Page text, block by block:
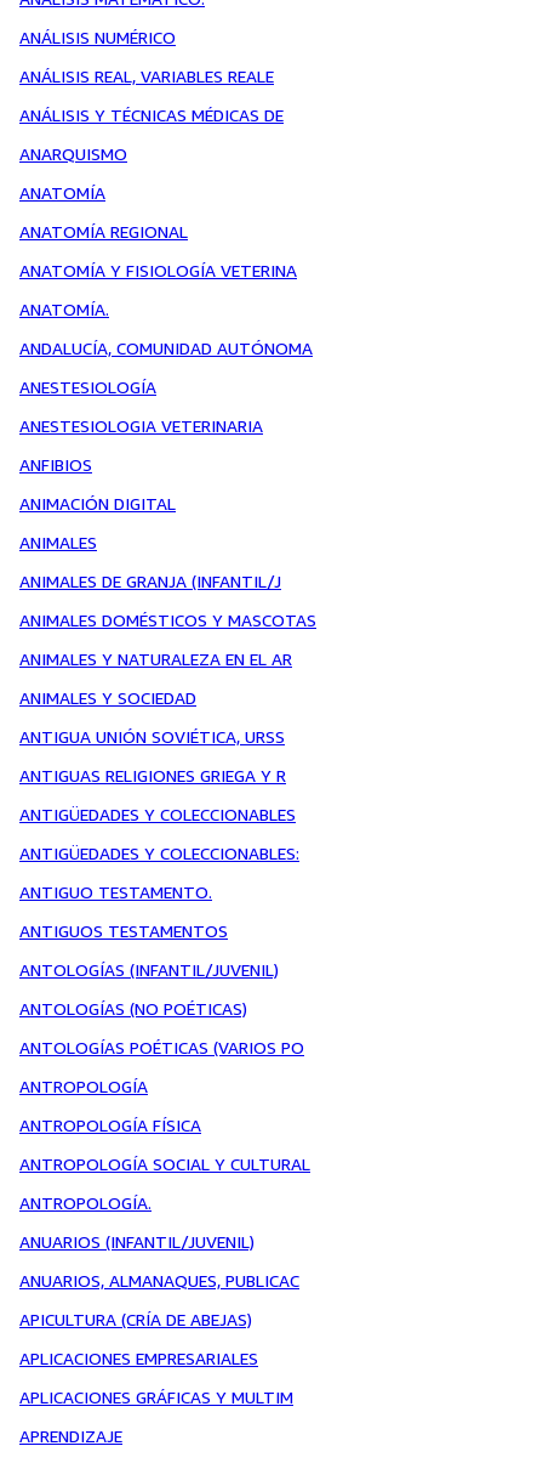
ANÁLISIS NUMÉRICO
ANÁLISIS REAL, VARIABLES REALE
ANÁLISIS Y TÉCNICAS MÉDICAS DE
ANARQUISMO
ANATOMÍA
ANATOMÍA REGIONAL
ANATOMÍA Y FISIOLOGÍA VETERINA
ANATOMÍA.
ANDALUCÍA, COMUNIDAD AUTÓNOMA
ANESTESIOLOGÍA
ANESTESIOLOGIA VETERINARIA
ANFIBIOS
ANIMACIÓN DIGITAL
ANIMALES
ANIMALES DE GRANJA (INFANTIL/J
ANIMALES DOMÉSTICOS Y MASCOTAS
ANIMALES Y NATURALEZA EN EL AR
ANIMALES Y SOCIEDAD
ANTIGUA UNIÓN SOVIÉTICA, URSS
ANTIGUAS RELIGIONES GRIEGA Y R
ANTIGÜEDADES Y COLECCIONABLES
ANTIGÜEDADES Y COLECCIONABLES:
ANTIGUO TESTAMENTO.
ANTIGUOS TESTAMENTOS
ANTOLOGÍAS (INFANTIL/JUVENIL)
ANTOLOGÍAS (NO POÉTICAS)
ANTOLOGÍAS POÉTICAS (VARIOS PO
ANTROPOLOGÍA
ANTROPOLOGÍA FÍSICA
ANTROPOLOGÍA SOCIAL Y CULTURAL
ANTROPOLOGÍA.
ANUARIOS (INFANTIL/JUVENIL)
ANUARIOS, ALMANAQUES, PUBLICAC
APICULTURA (CRÍA DE ABEJAS)
APLICACIONES EMPRESARIALES
APLICACIONES GRÁFICAS Y MULTIM
APRENDIZAJE